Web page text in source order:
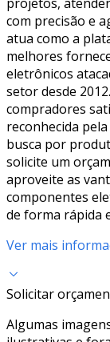
com precisão e
atua como a
melhores
eletrônicos
setor desde
compradores
reconhecida
busca por
solicite um
aproveite as
componentes
de forma rápida
Ver mais
Solicitar
Algumas